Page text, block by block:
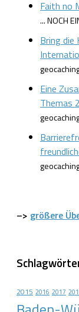
Faith no
... NOCH
Bring die
Eine
Themas
–> größere
2015 2016 2017